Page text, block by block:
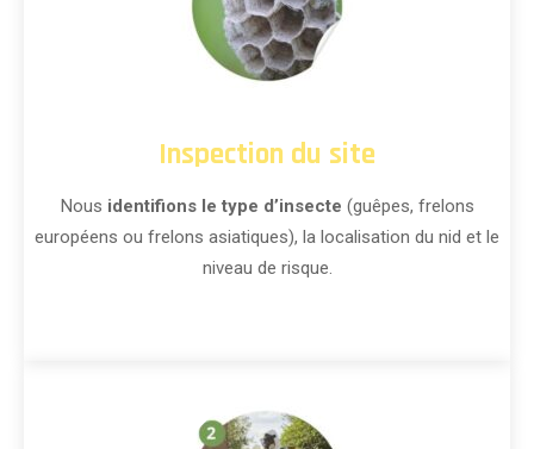
Inspection du site
Nous identifions le type d’insecte (guêpes, frelons
européens ou frelons asiatiques), la localisation du nid et le
niveau de risque.